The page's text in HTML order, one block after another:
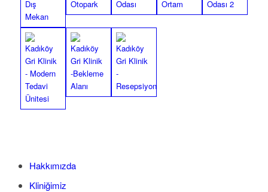
Hakkımızda
Kliniğimiz